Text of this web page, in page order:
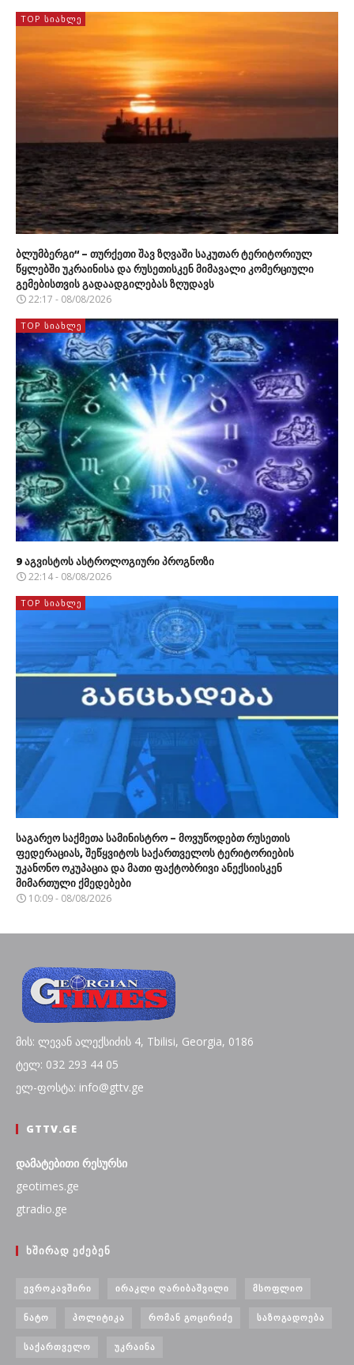
TOP ᲡᲘᲐᲮᲚᲔ
ბლუმბერგი“ – თურქეთი შავ ზღვაში საკუთარ ტერიტორიულ
წყლებში უკრაინისა და რუსეთისკენ მიმავალი კომერციული
გემებისთვის გადაადგილებას ზღუდავს
22:17 - 08/08/2026
TOP ᲡᲘᲐᲮᲚᲔ
9 აგვისტოს ასტროლოგიური პროგნოზი
22:14 - 08/08/2026
TOP ᲡᲘᲐᲮᲚᲔ
საგარეო საქმეთა სამინისტრო – მოვუწოდებთ რუსეთის
ფედერაციას, შეწყვიტოს საქართველოს ტერიტორიების
უკანონო ოკუპაცია და მათი ფაქტობრივი ანექსიისკენ
მიმართული ქმედებები
10:09 - 08/08/2026
მის: ლევან ალექსიძის 4, Tbilisi, Georgia, 0186
ტელ: 032 293 44 05
ელ-ფოსტა: info@gttv.ge
GTTV.GE
დამატებითი რესურსი
geotimes.ge
gtradio.ge
ᲮᲨᲘᲠᲐᲓ ᲔᲫᲔᲑᲔᲜ
ᲔᲕᲠᲝᲙᲐᲕᲨᲘᲠᲘ ᲘᲠᲐᲙᲚᲘ ᲦᲐᲠᲘᲑᲐᲨᲕᲘᲚᲘ ᲛᲡᲝᲤᲚᲘᲝ
ᲜᲐᲢᲝ ᲞᲝᲚᲘᲢᲘᲙᲐ ᲠᲝᲛᲐᲜ ᲒᲝᲪᲘᲠᲘᲫᲔ ᲡᲐᲖᲝᲒᲐᲓᲝᲔᲑᲐ
ᲡᲐᲥᲐᲠᲗᲕᲔᲚᲝ ᲣᲙᲠᲐᲘᲜᲐ